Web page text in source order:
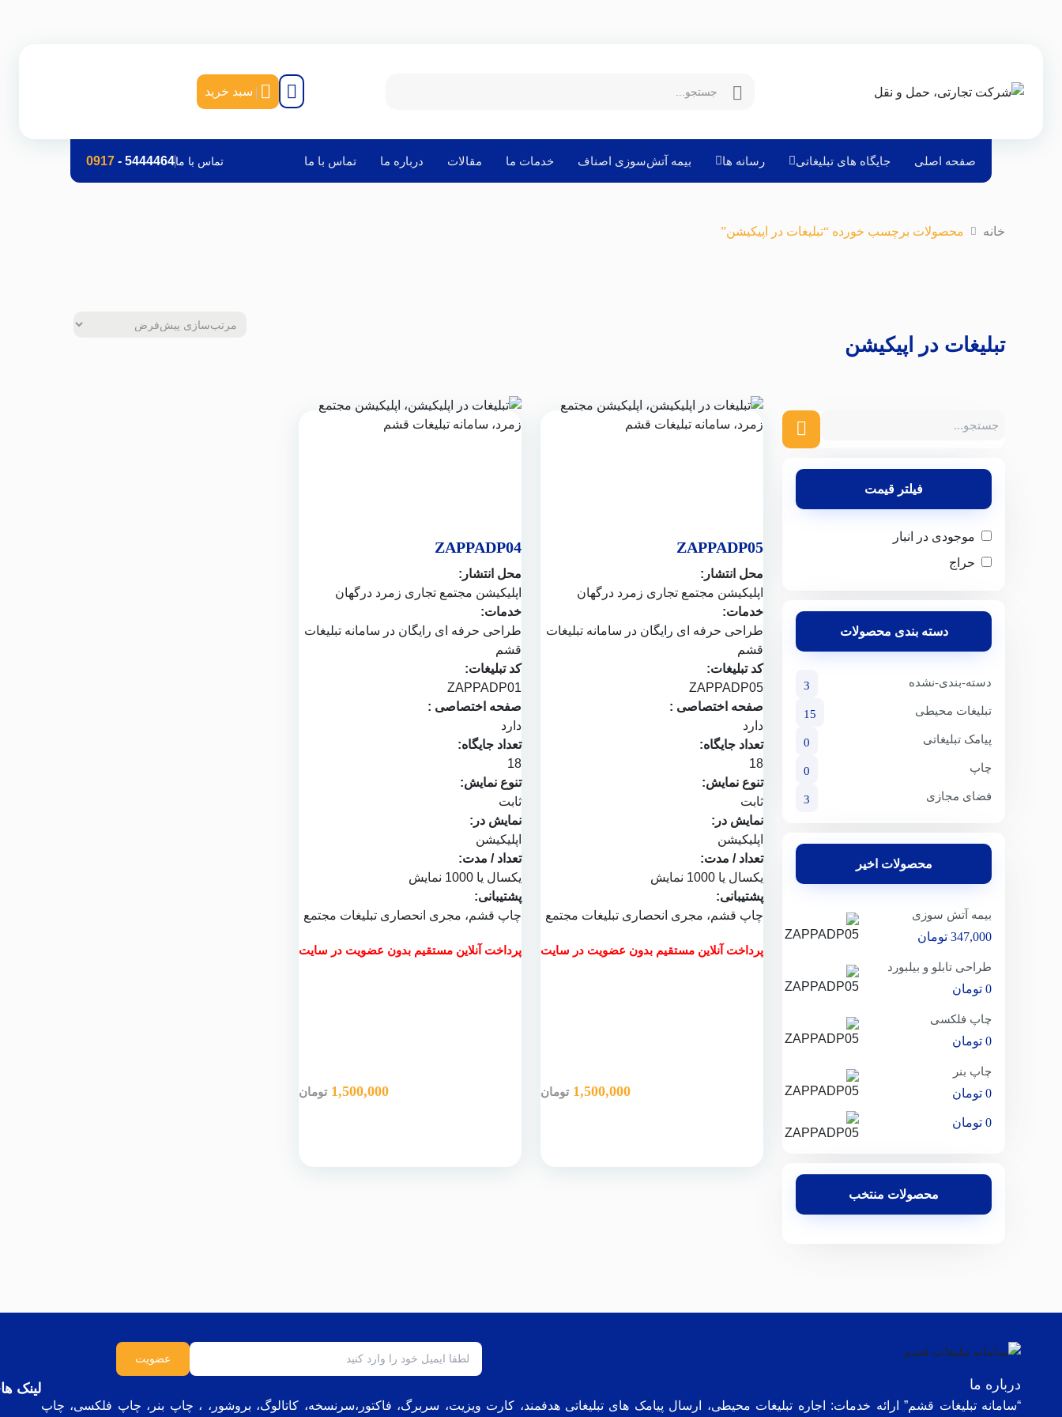
| سبد خرید
صفحه اصلی جایگاه های تبلیغاتی رسانه ها بیمه آتش‌سوزی اصناف خدمات ما مقالات درباره ما تماس با ما تماس با ما5444464
-
0917
خانه محصولات برچسب خورده “تبلیغات در اپیکیشن”
تبلیغات در اپیکیشن
فیلتر قیمت
موجودی در انبار
حراج
دسته بندی محصولات
دسته-بندی-نشده
3
تبلیغات محیطی
15
پیامک تبلیغاتی
0
چاپ
0
فضای مجازی
3
محصولات اخیر
بیمه آتش سوزی
347,000 تومان
طراحی تابلو و بیلبورد
0 تومان
چاپ فلکسی
0 تومان
چاپ بنر
0 تومان
0 تومان
محصولات منتخب
ZAPPADP05
محل انتشار:
اپلیکیشن مجتمع تجاری زمرد درگهان
خدمات:
طراحی حرفه ای رایگان در سامانه تبلیغات
قشم
کد تبلیغات:
ZAPPADP05
صفحه اختصاصی :
دارد
تعداد جایگاه:
18
تنوع نمایش:
ثابت
نمایش در:
اپلیکیشن
تعداد / مدت:
یکسال یا 1000 نمایش
پشتیبانی:
چاپ قشم، مجری انحصاری تبلیغات مجتمع
پرداخت آنلاین مستقیم بدون عضویت در سایت
1,500,000 تومان
ZAPPADP04
محل انتشار:
اپلیکیشن مجتمع تجاری زمرد درگهان
خدمات:
طراحی حرفه ای رایگان در سامانه تبلیغات
قشم
کد تبلیغات:
ZAPPADP01
صفحه اختصاصی :
دارد
تعداد جایگاه:
18
تنوع نمایش:
ثابت
نمایش در:
اپلیکیشن
تعداد / مدت:
یکسال یا 1000 نمایش
پشتیبانی:
چاپ قشم، مجری انحصاری تبلیغات مجتمع
پرداخت آنلاین مستقیم بدون عضویت در سایت
1,500,000 تومان
درباره ما
“سامانه تبلیغات قشم” ارائه خدمات: اجاره تبلیغات محیطی، ارسال پیامک های تبلیغاتی هدفمند، کارت ویزیت، سربرگ، فاکتور،سرنسخه، کاتالوگ، بروشور، ، چاپ بنر، چاپ فلکسی، چاپ
لینک